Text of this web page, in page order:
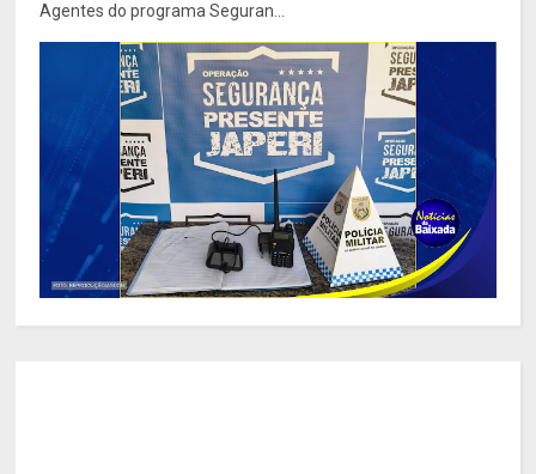
Agentes do programa Seguran...